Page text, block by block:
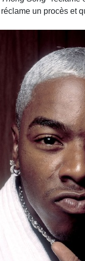
un procès et